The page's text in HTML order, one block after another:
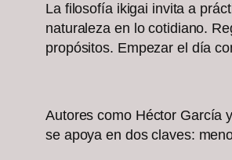
La filosofía ikigai invita a
naturaleza en lo cotidiano.
propósitos. Empezar el día
Autores como Héctor García
se apoya en dos claves: